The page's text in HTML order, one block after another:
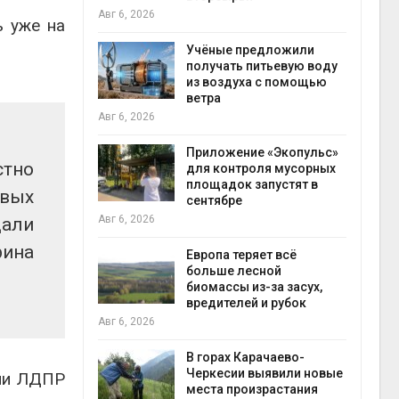
уже на
ЛДПР
городам
вновь
Авг 6, 2026
Учёные предложили
получать питьевую воду
из воздуха с помощью
ветра
Авг 6, 2026
Приложение «Экопульс»
для контроля мусорных
площадок запустят в
сентябре
Авг 6, 2026
Европа теряет всё
больше лесной
биомассы из-за засух,
вредителей и рубок
Авг 6, 2026
В горах Карачаево-
Черкесии выявили новые
места произрастания